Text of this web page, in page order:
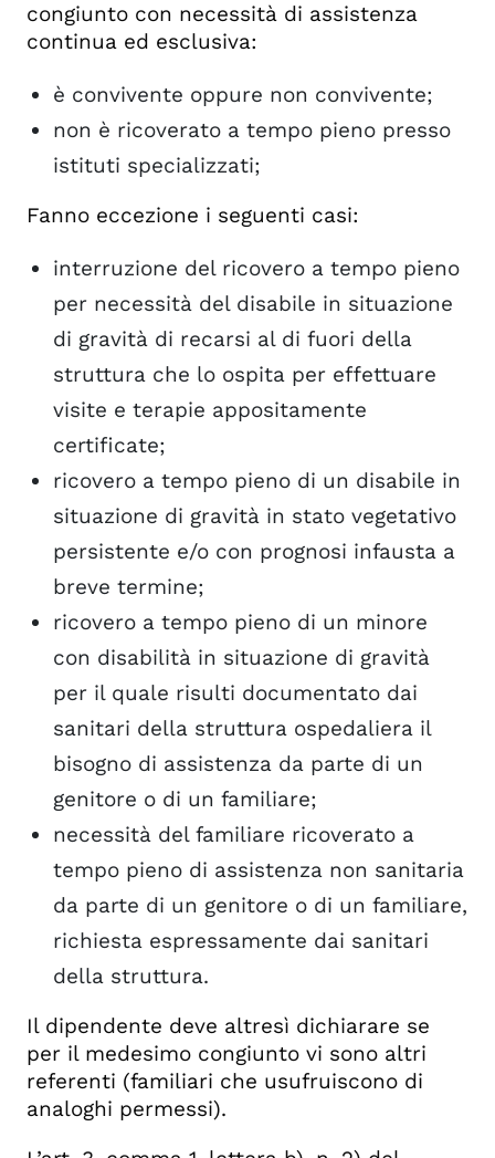
congiunto con necessità di assistenza
continua ed esclusiva:
è convivente oppure non convivente;
non è ricoverato a tempo pieno presso
istituti specializzati;
Fanno eccezione i seguenti casi:
interruzione del ricovero a tempo pieno
per necessità del disabile in situazione
di gravità di recarsi al di fuori della
struttura che lo ospita per effettuare
visite e terapie appositamente
certificate;
ricovero a tempo pieno di un disabile in
situazione di gravità in stato vegetativo
persistente e/o con prognosi infausta a
breve termine;
ricovero a tempo pieno di un minore
con disabilità in situazione di gravità
per il quale risulti documentato dai
sanitari della struttura ospedaliera il
bisogno di assistenza da parte di un
genitore o di un familiare;
necessità del familiare ricoverato a
tempo pieno di assistenza non sanitaria
da parte di un genitore o di un familiare,
richiesta espressamente dai sanitari
della struttura.
Il dipendente deve altresì dichiarare se
per il medesimo congiunto vi sono altri
referenti (familiari che usufruiscono di
analoghi permessi).